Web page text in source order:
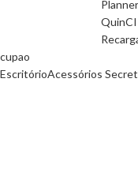
Planner
QuinCI
cupao
EscritórioAcessórios